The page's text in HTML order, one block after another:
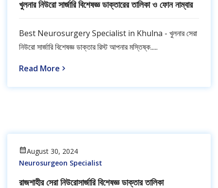
খুলনার নিউরো সার্জারি বিশেষজ্ঞ ডাক্তারের তালিকা ও ফোন নাম্বার
Best Neurosurgery Specialist in Khulna - খুলনার সেরা
নিউরো সার্জারি বিশেষজ্ঞ ডাক্তার রিস্ট আপনার মস্তিষ্ক.....
Read More
August 30, 2024
Neurosurgeon Specialist
রাজশাহীর সেরা নিউরোসার্জারি বিশেষজ্ঞ ডাক্তার তালিকা